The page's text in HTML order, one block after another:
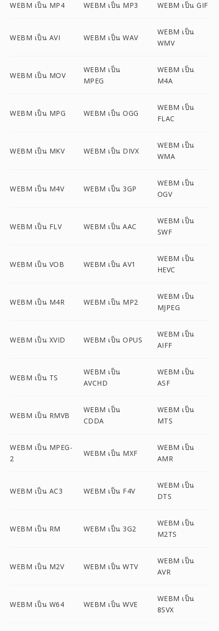
WEBM เป็น MP4 WEBM เป็น MP3 WEBM เป็น GIF
WEBM เป็น AVI WEBM เป็น WAV
WEBM เป็น
WMV
WEBM เป็น MOV
WEBM เป็น
MPEG
WEBM เป็น
M4A
WEBM เป็น MPG WEBM เป็น OGG
WEBM เป็น
FLAC
WEBM เป็น MKV WEBM เป็น DIVX
WEBM เป็น
WMA
WEBM เป็น M4V WEBM เป็น 3GP
WEBM เป็น
OGV
WEBM เป็น FLV WEBM เป็น AAC
WEBM เป็น
SWF
WEBM เป็น VOB WEBM เป็น AV1
WEBM เป็น
HEVC
WEBM เป็น M4R WEBM เป็น MP2
WEBM เป็น
MJPEG
WEBM เป็น XVID WEBM เป็น OPUS
WEBM เป็น
AIFF
WEBM เป็น TS
WEBM เป็น
AVCHD
WEBM เป็น
ASF
WEBM เป็น RMVB
WEBM เป็น
CDDA
WEBM เป็น
MTS
WEBM เป็น MPEG-
2
WEBM เป็น MXF
WEBM เป็น
AMR
WEBM เป็น AC3 WEBM เป็น F4V
WEBM เป็น
DTS
WEBM เป็น RM WEBM เป็น 3G2
WEBM เป็น
M2TS
WEBM เป็น M2V WEBM เป็น WTV
WEBM เป็น
AVR
WEBM เป็น W64 WEBM เป็น WVE
WEBM เป็น
8SVX